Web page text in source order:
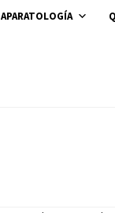
APARATOLOGÍA